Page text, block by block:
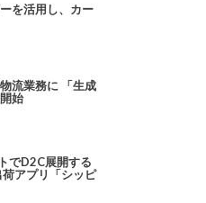
を活用し、カー
流業務に 「生成
始
でD2C展開する
荷アプリ「シッピ